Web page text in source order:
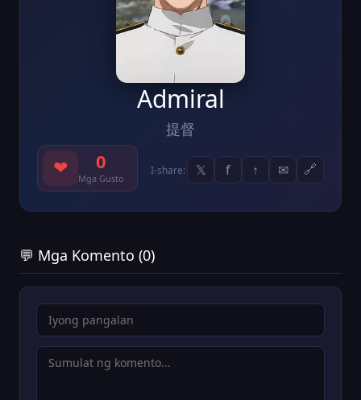
Admiral
提督
❤ 0
Mga Gusto
I-share: 𝕏 f ↑ ✉ 🔗
💬 Mga Komento (0)